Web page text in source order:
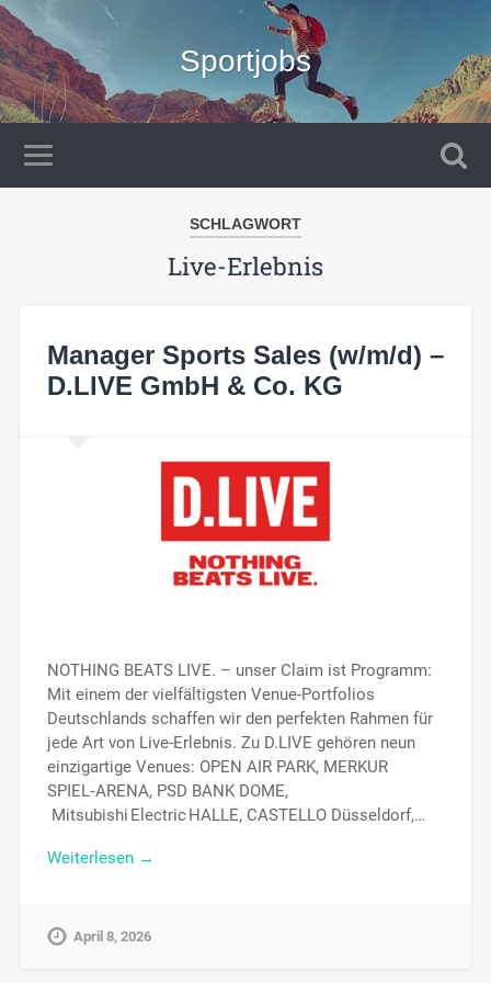
Sportjobs
SCHLAGWORT
Live-Erlebnis
Manager Sports Sales (w/m/d) –
D.LIVE GmbH & Co. KG
NOTHING BEATS LIVE. – unser Claim ist Programm:
Mit einem der vielfältigsten Venue-Portfolios
Deutschlands schaffen wir den perfekten Rahmen für
jede Art von Live-Erlebnis. Zu D.LIVE gehören neun
einzigartige Venues: OPEN AIR PARK, MERKUR
SPIEL‑ARENA, PSD BANK DOME,
Mitsubishi Electric HALLE, CASTELLO Düsseldorf,…
Weiterlesen →
April 8, 2026